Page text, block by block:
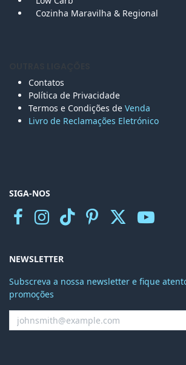
Cozinha Maravilha & Regional
Contatos
Política de Privacidade
Termos e Condições de Venda
Livro de Reclamações Eletrónico
SIGA-NOS
NEWSLETTER
Subscreva a nossa newsletter e fique
promoções